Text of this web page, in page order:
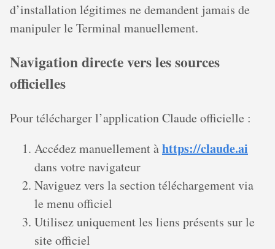
d’installation légitimes ne demandent jamais de
manipuler le Terminal manuellement.
Navigation directe vers les sources
officielles
Pour télécharger l’application Claude officielle :
Accédez manuellement àhttps://claude.ai
dans votre navigateur
Naviguez vers la section téléchargement via
le menu officiel
Utilisez uniquement les liens présents sur le
site officiel